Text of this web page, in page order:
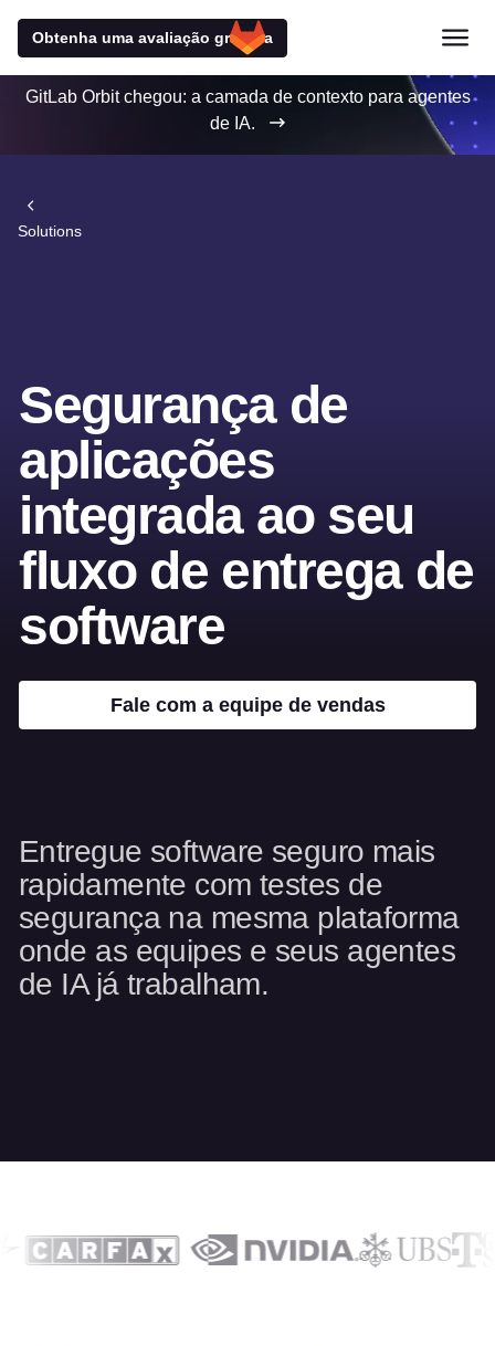
Obtenha uma avaliação gratuita
GitLab Orbit chegou: a camada de contexto para agentes
de IA.
Solutions
Segurança de
aplicações
integrada ao seu
fluxo de entrega de
software
Fale com a equipe de vendas
Entregue software seguro mais
rapidamente com testes de
segurança na mesma plataforma
onde as equipes e seus agentes
de IA já trabalham.